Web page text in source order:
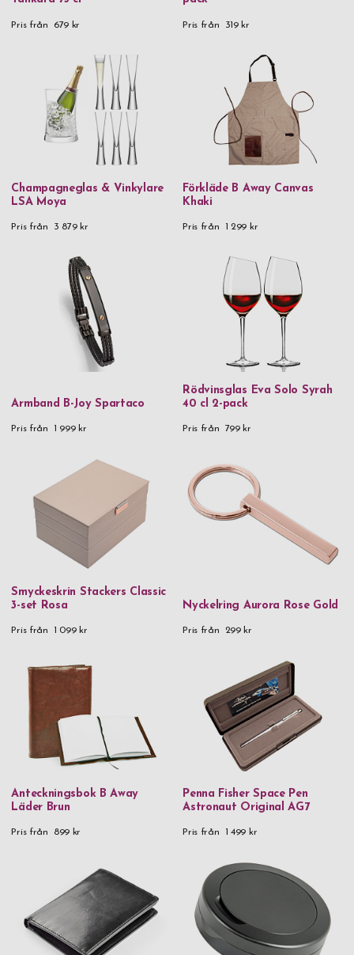
Pris från 679 kr Pris från 319 kr
Champagneglas & Vinkylare
LSA Moya
Pris från 3 879 kr
Förkläde B Away Canvas
Khaki
Pris från 1 299 kr
Armband B-Joy Spartaco
Pris från 1 999 kr
Rödvinsglas Eva Solo Syrah
40 cl 2-pack
Pris från 799 kr
Smyckeskrin Stackers Classic
3-set Rosa
Pris från 1 099 kr
Nyckelring Aurora Rose Gold
Pris från 299 kr
Anteckningsbok B Away
Läder Brun
Pris från 899 kr
Penna Fisher Space Pen
Astronaut Original AG7
Pris från 1 499 kr